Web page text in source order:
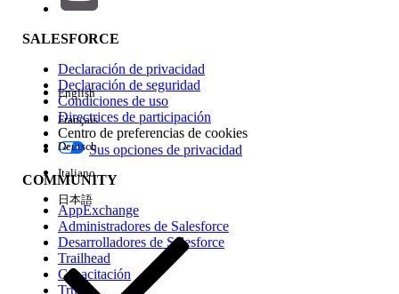
Repercusión de función
Edición
Experiencia
SALESFORCE
Declaración de privacidad
Declaración de seguridad
Condiciones de uso
Directrices de participación
Centro de preferencias de cookies
Sus opciones de privacidad
COMMUNITY
AppExchange
Administradores de Salesforce
Desarrolladores de Salesforce
Trailhead
Capacitación
Trust
English
Français
Deutsch
Italiano
日本語